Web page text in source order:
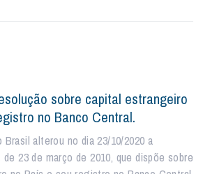
sobre capital estrangeiro
no Banco Central.
alterou no dia 23/10/2020 a
de 23 de março de 2010, que dispõe sobre